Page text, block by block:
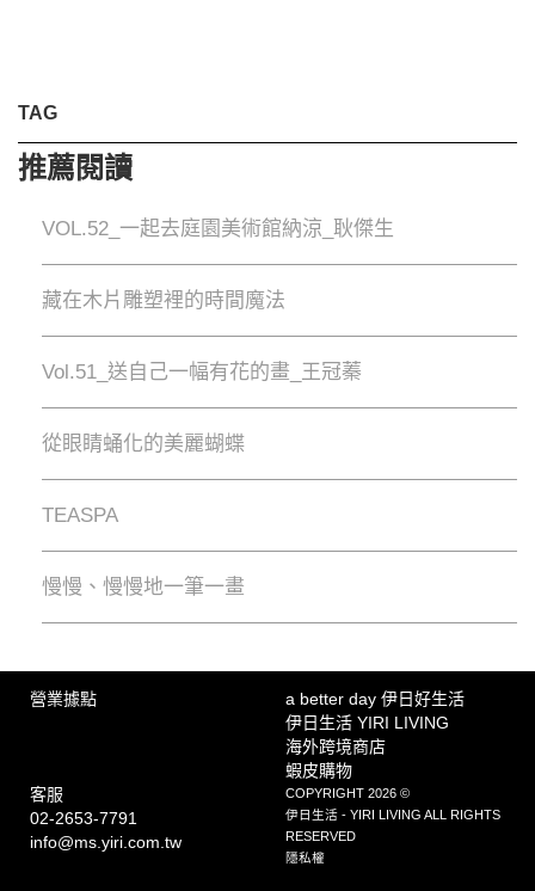
TAG
推薦閱讀
VOL.52_一起去庭園美術館納涼_耿傑生
藏在木片雕塑裡的時間魔法
Vol.51_送自己一幅有花的畫_王冠蓁
從眼睛蛹化的美麗蝴蝶
TEASPA
慢慢、慢慢地⼀筆⼀畫
營業據點
a better day 伊日好生活
伊日生活 YIRI LIVING
海外跨境商店
蝦皮購物
客服
02-2653-7791
info@ms.yiri.com.tw
COPYRIGHT 2026 ©
伊日生活 - YIRI LIVING ALL RIGHTS
RESERVED
隱私權